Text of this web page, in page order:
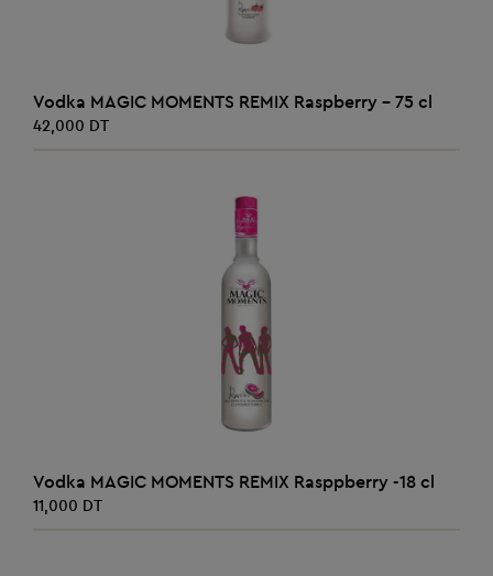
AJOUTER AU PANIER
Vodka MAGIC MOMENTS REMIX Raspberry - 75 cl
42,000 DT
AJOUTER AU PANIER
Vodka MAGIC MOMENTS REMIX Rasppberry -18 cl
11,000 DT